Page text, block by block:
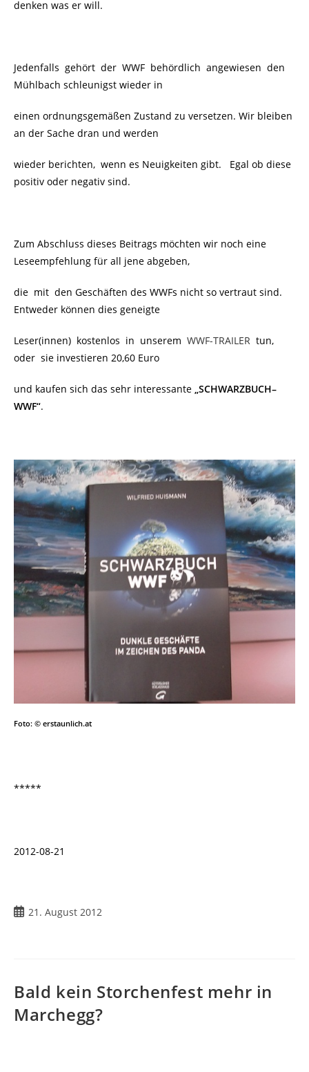
denken was er will.
Jedenfalls gehört der WWF behördlich angewiesen den
Mühlbach schleunigst wieder in
einen ordnungsgemäßen Zustand zu versetzen. Wir bleiben
an der Sache dran und werden
wieder berichten, wenn es Neuigkeiten gibt. Egal ob diese
positiv oder negativ sind.
Zum Abschluss dieses Beitrags möchten wir noch eine
Leseempfehlung für all jene abgeben,
die mit den Geschäften des WWFs nicht so vertraut sind.
Entweder können dies geneigte
Leser(innen) kostenlos in unserem WWF-TRAILER tun,
oder sie investieren 20,60 Euro
und kaufen sich das sehr interessante „SCHWARZBUCH–
WWF“.
Foto: © erstaunlich.at
*****
2012-08-21
Beitrag
21. August 2012
Bald kein Storchenfest mehr in
Marchegg?